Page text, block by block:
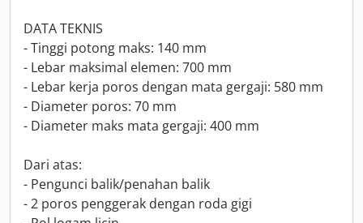
DATA TEKNIS
- Tinggi potong maks: 140 mm
- Lebar maksimal elemen: 700 mm
- Lebar kerja poros dengan mata gergaji: 580 mm
- Diameter poros: 70 mm
- Diameter maks mata gergaji: 400 mm
Dari atas:
- Pengunci balik/penahan balik
- 2 poros penggerak dengan roda gigi